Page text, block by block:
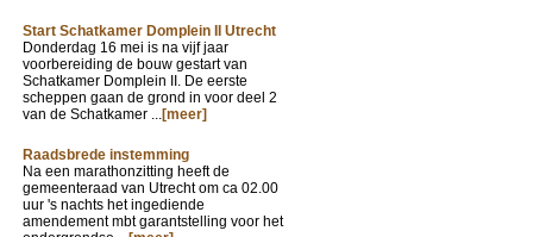
Start Schatkamer Domplein II Utrecht
Donderdag 16 mei is na vijf jaar
voorbereiding de bouw gestart van
Schatkamer Domplein II. De eerste
scheppen gaan de grond in voor deel 2
van de Schatkamer ...[meer]
Raadsbrede instemming
Na een marathonzitting heeft de
gemeenteraad van Utrecht om ca 02.00
uur 's nachts het ingediende
amendement mbt garantstelling voor het